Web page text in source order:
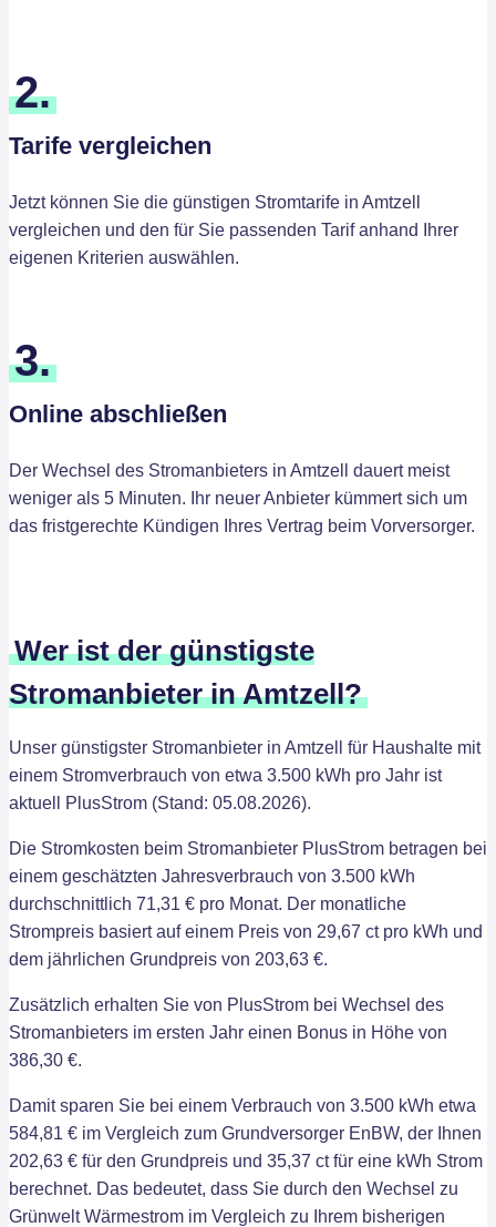
2.
Tarife vergleichen
Jetzt können Sie die günstigen Stromtarife in Amtzell
vergleichen und den für Sie passenden Tarif anhand Ihrer
eigenen Kriterien auswählen.
3.
Online abschließen
Der Wechsel des Stromanbieters in Amtzell dauert meist
weniger als 5 Minuten. Ihr neuer Anbieter kümmert sich um
das fristgerechte Kündigen Ihres Vertrag beim Vorversorger.
Wer ist der günstigste
Stromanbieter in Amtzell?
Unser günstigster Stromanbieter in Amtzell für Haushalte mit
einem Stromverbrauch von etwa 3.500 kWh pro Jahr ist
aktuell PlusStrom (Stand: 05.08.2026).
Die Stromkosten beim Stromanbieter PlusStrom betragen bei
einem geschätzten Jahresverbrauch von 3.500 kWh
durchschnittlich 71,31 € pro Monat. Der monatliche
Strompreis basiert auf einem Preis von 29,67 ct pro kWh und
dem jährlichen Grundpreis von 203,63 €.
Zusätzlich erhalten Sie von PlusStrom bei Wechsel des
Stromanbieters im ersten Jahr einen Bonus in Höhe von
386,30 €.
Damit sparen Sie bei einem Verbrauch von 3.500 kWh etwa
584,81 € im Vergleich zum Grundversorger EnBW, der Ihnen
202,63 € für den Grundpreis und 35,37 ct für eine kWh Strom
berechnet. Das bedeutet, dass Sie durch den Wechsel zu
Grünwelt Wärmestrom im Vergleich zu Ihrem bisherigen